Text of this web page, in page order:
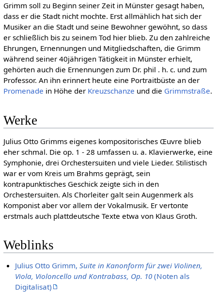
Grimm soll zu Beginn seiner Zeit in Münster gesagt haben,
dass er die Stadt nicht mochte. Erst allmählich hat sich der
Musiker an die Stadt und seine Bewohner gewöhnt, so dass
er schließlich bis zu seinem Tod hier blieb. Zu den zahlreiche
Ehrungen, Ernennungen und Mitgliedschaften, die Grimm
während seiner 40jährigen Tätigkeit in Münster erhielt,
gehörten auch die Ernennungen zum Dr. phil . h. c. und zum
Professor. An ihn erinnert heute eine Portraitbüste an der
Promenade in Höhe der Kreuzschanze und die Grimmstraße.
Werke
Julius Otto Grimms eigenes kompositorisches Œuvre blieb
eher schmal. Die op. 1 - 28 umfassen u. a. Klavierwerke, eine
Symphonie, drei Orchestersuiten und viele Lieder. Stilistisch
war er vom Kreis um Brahms geprägt, sein
kontrapunktisches Geschick zeigte sich in den
Orchestersuiten. Als Chorleiter galt sein Augenmerk als
Komponist aber vor allem der Vokalmusik. Er vertonte
erstmals auch plattdeutsche Texte etwa von Klaus Groth.
Weblinks
Julius Otto Grimm,Suite in Kanonform für zwei Violinen,
Viola, Violoncello und Kontrabass, Op. 10 (Noten als
Digitalisat)